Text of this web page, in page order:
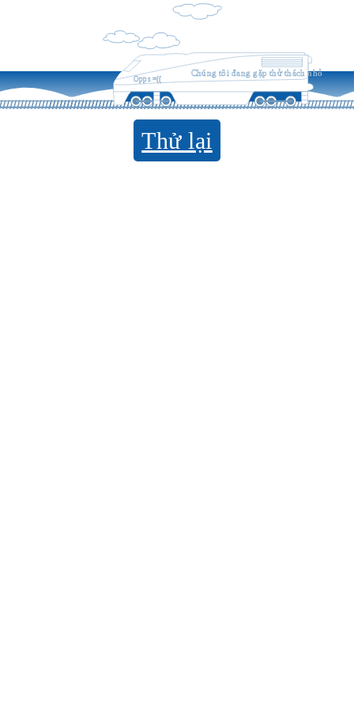
Opps =((
Chúng tôi đang gặp thử thách nhỏ
Thử lại